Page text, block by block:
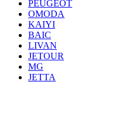
PEUGEOT
OMODA
KAIYI
BAIC
LIVAN
JETOUR
MG
JETTA